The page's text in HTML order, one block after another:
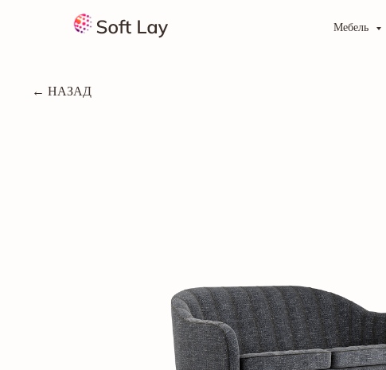
Мебель
← НАЗАД